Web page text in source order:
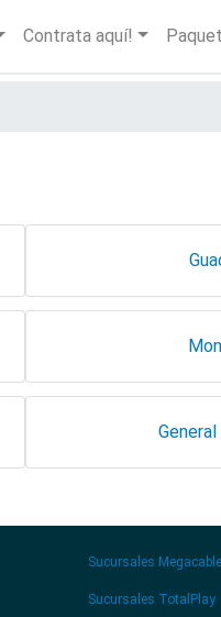
Contrata aquí!
Sucursales Megacable
Sucursales TotalPlay